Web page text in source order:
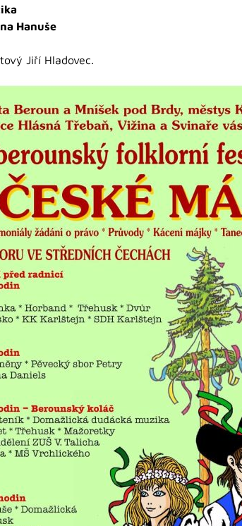
Hanuše
Jiří Hladovec.